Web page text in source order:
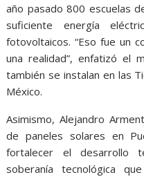
año pasado 800 escuelas
suficiente energía
fotovoltaicos. “Eso fue un
una realidad”, enfatizó el
también se instalan en las
México.
Asimismo, Alejandro
de paneles solares en
fortalecer el desarrollo
soberanía tecnológica